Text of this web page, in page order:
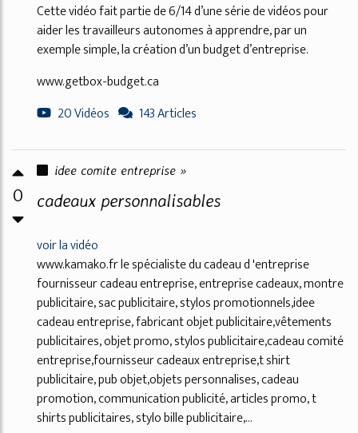
Cette vidéo fait partie de 6/14 d’une série de vidéos pour
aider les travailleurs autonomes à apprendre, par un
exemple simple, la création d’un budget d’entreprise.
www.getbox-budget.ca
20 Vidéos
143 Articles
0
idee comite entreprise »
cadeaux personnalisables
voir la vidéo
www.kamako.fr le spécialiste du cadeau d 'entreprise
fournisseur cadeau entreprise, entreprise cadeaux, montre
publicitaire, sac publicitaire, stylos promotionnels,idee
cadeau entreprise, fabricant objet publicitaire,vêtements
publicitaires, objet promo, stylos publicitaire,cadeau comité
entreprise,fournisseur cadeaux entreprise,t shirt
publicitaire, pub objet,objets personnalises, cadeau
promotion, communication publicité, articles promo, t
shirts publicitaires, stylo bille publicitaire,...